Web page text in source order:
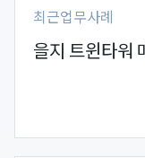
최근업무사례
을지 트윈타워